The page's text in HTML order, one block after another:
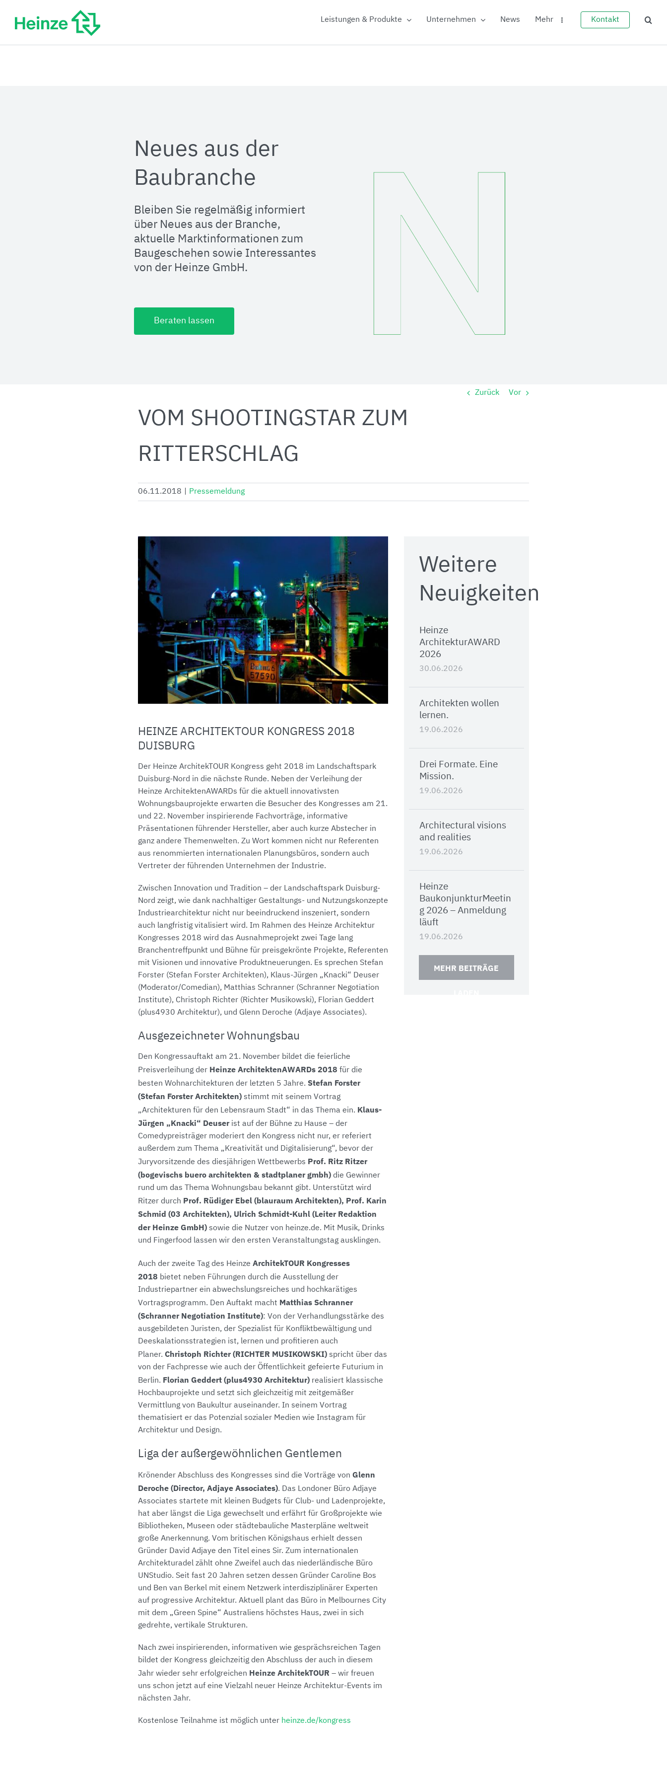
Inhalt
springen
Leistungen & Produkte Unternehmen News Mehr Kontakt
Neues aus der
Baubranche
Bleiben Sie regelmäßig informiert
über Neues aus der Branche,
aktuelle Marktinformationen zum
Baugeschehen sowie Interessantes
von der Heinze GmbH.
Beraten lassen
Zurück Vor
VOM SHOOTINGSTAR ZUM
RITTERSCHLAG
06.11.2018 Pressemeldung
HEINZE ARCHITEKTOUR KONGRESS 2018
DUISBURG
Der Heinze ArchitekTOUR Kongress geht 2018 im Landschaftspark
Duisburg-Nord in die nächste Runde. Neben der Verleihung der
Heinze ArchitektenAWARDs für die aktuell innovativsten
Wohnungsbauprojekte erwarten die Besucher des Kongresses am 21.
und 22. November inspirierende Fachvorträge, informative
Präsentationen führender Hersteller, aber auch kurze Abstecher in
ganz andere Themenwelten. Zu Wort kommen nicht nur Referenten
aus renommierten internationalen Planungsbüros, sondern auch
Vertreter der führenden Unternehmen der Industrie.
Zwischen Innovation und Tradition – der Landschaftspark Duisburg-
Nord zeigt, wie dank nachhaltiger Gestaltungs- und Nutzungskonzepte
Industriearchitektur nicht nur beeindruckend inszeniert, sondern
auch langfristig vitalisiert wird. Im Rahmen des Heinze Architektur
Kongresses 2018 wird das Ausnahmeprojekt zwei Tage lang
Branchentreffpunkt und Bühne für preisgekrönte Projekte, Referenten
mit Visionen und innovative Produktneuerungen. Es sprechen Stefan
Forster (Stefan Forster Architekten), Klaus-Jürgen „Knacki“ Deuser
(Moderator/Comedian), Matthias Schranner (Schranner Negotiation
Institute), Christoph Richter (Richter Musikowski), Florian Geddert
(plus4930 Architektur), und Glenn Deroche (Adjaye Associates).
Ausgezeichneter Wohnungsbau
Den Kongressauftakt am 21. November bildet die feierliche
Preisverleihung der Heinze ArchitektenAWARDs 2018 für die
besten Wohnarchitekturen der letzten 5 Jahre.Stefan Forster
(Stefan Forster Architekten) stimmt mit seinem Vortrag
„Architekturen für den Lebensraum Stadt“ in das Thema ein. Klaus-
Jürgen „Knacki“ Deuser ist auf der Bühne zu Hause – der
Comedypreisträger moderiert den Kongress nicht nur, er referiert
außerdem zum Thema „Kreativität und Digitalisierung“, bevor der
Juryvorsitzende des diesjährigen Wettbewerbs Prof. Ritz Ritzer
(bogevischs buero architekten & stadtplaner gmbh) die Gewinner
rund um das Thema Wohnungsbau bekannt gibt. Unterstützt wird
Ritzer durch Prof. Rüdiger Ebel (blauraum Architekten), Prof. Karin
Schmid (03 Architekten), Ulrich Schmidt-Kuhl (Leiter Redaktion
der Heinze GmbH) sowie die Nutzer von heinze.de. Mit Musik, Drinks
und Fingerfood lassen wir den ersten Veranstaltungstag ausklingen.
Auch der zweite Tag des HeinzeArchitekTOUR Kongresses
2018 bietet neben Führungen durch die Ausstellung der
Industriepartner ein abwechslungsreiches und hochkarätiges
Vortragsprogramm. Den Auftakt macht Matthias Schranner
(Schranner Negotiation Institute): Von der Verhandlungsstärke des
ausgebildeten Juristen, der Spezialist für Konfliktbewältigung und
Deeskalationsstrategien ist, lernen und profitieren auch
Planer.Christoph Richter (RICHTER MUSIKOWSKI) spricht über das
von der Fachpresse wie auch der Öffentlichkeit gefeierte Futurium in
Berlin. Florian Geddert (plus4930 Architektur) realisiert klassische
Hochbauprojekte und setzt sich gleichzeitig mit zeitgemäßer
Vermittlung von Baukultur auseinander. In seinem Vortrag
thematisiert er das Potenzial sozialer Medien wie Instagram für
Architektur und Design.
Liga der außergewöhnlichen Gentlemen
Krönender Abschluss des Kongresses sind die Vorträge vonGlenn
Deroche (Director, Adjaye Associates). Das Londoner Büro Adjaye
Associates startete mit kleinen Budgets für Club- und Ladenprojekte,
hat aber längst die Liga gewechselt und erfährt für Großprojekte wie
Bibliotheken, Museen oder städtebauliche Masterpläne weltweit
große Anerkennung. Vom britischen Königshaus erhielt dessen
Gründer David Adjaye den Titel eines Sir. Zum internationalen
Architekturadel zählt ohne Zweifel auch das niederländische Büro
UNStudio. Seit fast 20 Jahren setzen dessen Gründer Caroline Bos
und Ben van Berkel mit einem Netzwerk interdisziplinärer Experten
auf progressive Architektur. Aktuell plant das Büro in Melbournes City
mit dem „Green Spine“ Australiens höchstes Haus, zwei in sich
gedrehte, vertikale Strukturen.
Nach zwei inspirierenden, informativen wie gesprächsreichen Tagen
bildet der Kongress gleichzeitig den Abschluss der auch in diesem
Jahr wieder sehr erfolgreichen Heinze ArchitekTOUR – wir freuen
uns schon jetzt auf eine Vielzahl neuer Heinze Architektur-Events im
nächsten Jahr.
Kostenlose Teilnahme ist möglich unter heinze.de/kongress
Weitere
Neuigkeiten
Heinze
ArchitekturAWARD
2026
30.06.2026
Architekten wollen
lernen.
19.06.2026
Drei Formate. Eine
Mission.
19.06.2026
Architectural visions
and realities
19.06.2026
Heinze
BaukonjunkturMeetin
g 2026 – Anmeldung
läuft
19.06.2026
MEHR BEITRÄGE